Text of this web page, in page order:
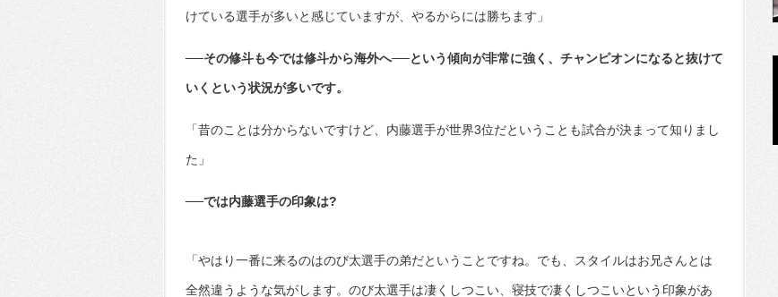
けている選手が多いと感じていますが、やるからには勝ちます」
──その修斗も今では修斗から海外へ──という傾向が非常に強く、チャンピオンになると抜けて
いくという状況が多いです。
「昔のことは分からないですけど、内藤選手が世界3位だということも試合が決まって知りまし
た」
──では内藤選手の印象は?
「やはり一番に来るのはのび太選手の弟だということですね。でも、スタイルはお兄さんとは
全然違うような気がします。のび太選手は凄くしつこい、寝技で凄くしつこいという印象があ